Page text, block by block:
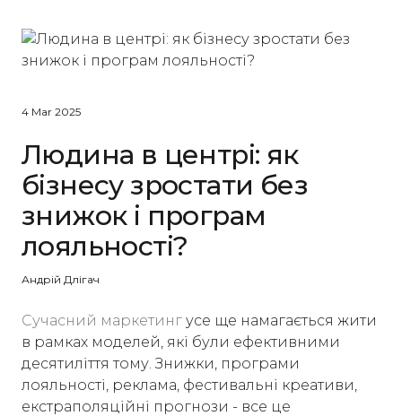
4 Mar 2025
Людина в центрі: як
бізнесу зростати без
знижок і програм
лояльності?
Андрій Длігач
Сучасний маркетинг усе ще намагається жити
в рамках моделей, які були ефективними
десятиліття тому. Знижки, програми
лояльності, реклама, фестивальні креативи,
екстраполяційні прогнози - все це